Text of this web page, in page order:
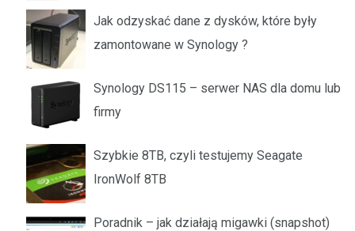
Jak odzyskać dane z dysków, które były
zamontowane w Synology ?
Synology DS115 – serwer NAS dla domu lub
firmy
Szybkie 8TB, czyli testujemy Seagate
IronWolf 8TB
Poradnik – jak działają migawki (snapshot)